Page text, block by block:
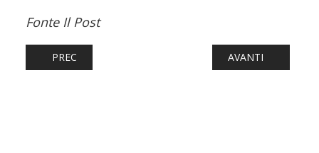
Fonte Il Post
ARTICOLO PRECEDENTE: FERROVIE: LA NEVE MANDA IN
PREC ARTICOLO
AVANTI